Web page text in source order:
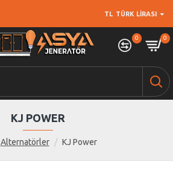
TL TÜRK LIRASI
0 0
Alternatörler KJ Power
KJ POWER